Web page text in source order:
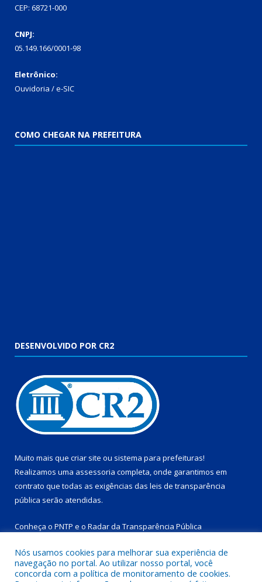
CEP: 68721-000
CNPJ:
05.149.166/0001-98
Eletrônico:
Ouvidoria / e-SIC
COMO CHEGAR NA PREFEITURA
DESENVOLVIDO POR CR2
Muito mais que criar site ou sistema para prefeituras!
Realizamos uma assessoria completa, onde garantimos em
contrato que todas as exigências das leis de transparência
pública serão atendidas.
Conheça o PNTP e o Radar da Transparência Pública
Nós usamos cookies para melhorar sua experiência de
navegação no portal. Ao utilizar nosso portal, você
concorda com a política de monitoramento de cookies.